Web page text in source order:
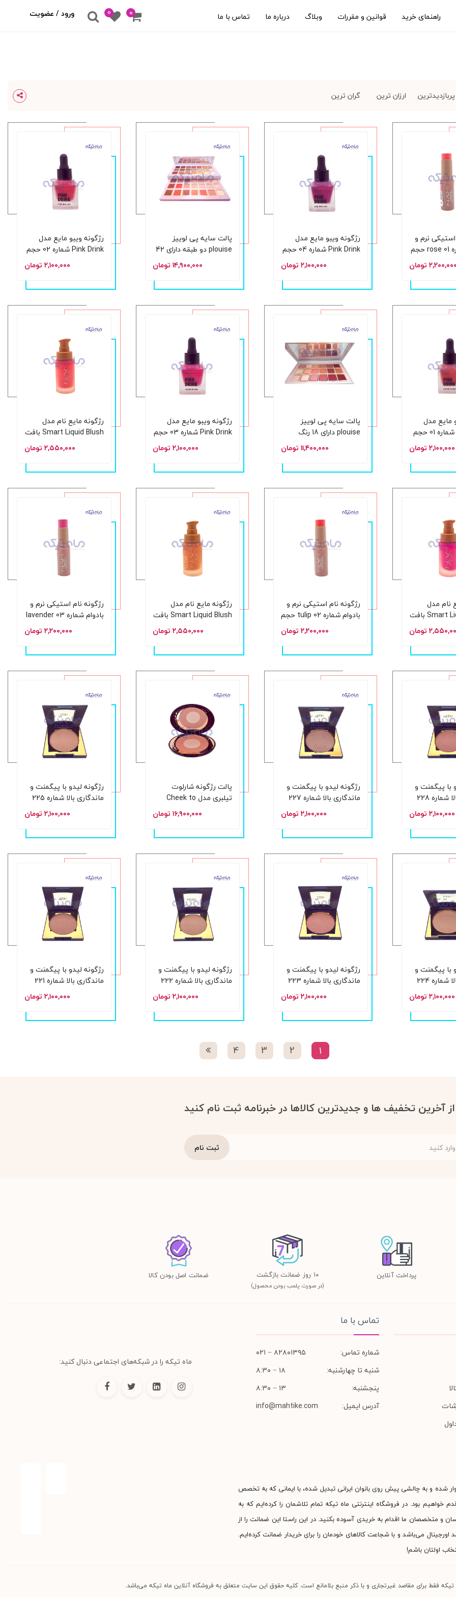
راهنمای خرید قوانین و مقررات وبلاگ درباره ما تماس با ما ۰ 0 ورود / عضویت
پربازدیدترین ارزان ترین گران ترین
نرم و
بادوام شماره 01 rose حجم
۲,۲۰۰,۰۰۰ تومان
رژگونه ویبو مایع مدل
Pink Drink شماره 04 حجم
۲,۱۰۰,۰۰۰ تومان
پالت سایه پی لوییز
plouise دو طبقه دارای 42
۱۴,۹۰۰,۰۰۰ تومان
رژگونه ویبو مایع مدل
Pink Drink شماره 02 حجم
۲,۱۰۰,۰۰۰ تومان
مایع مدل
Pink Drink شماره 01 حجم
۲,۱۰۰,۰۰۰ تومان
پالت سایه پی لوییز
plouise دارای 18 رنگ
۱۱,۴۰۰,۰۰۰ تومان
رژگونه ویبو مایع مدل
Pink Drink شماره 03 حجم
۲,۱۰۰,۰۰۰ تومان
رژگونه مایع نام مدل
Smart Liquid Blush بافت
مخملی و پوشش قابل
تنظیم شماره 2 حجم 19
۲,۵۵۰,۰۰۰ تومان
نام مدل
Smart Liquid Blush بافت
قابل
تنظیم شماره 3 حجم 19
تومان
رژگونه نام استیکی نرم و
بادوام شماره 02 tulip حجم
۲,۲۰۰,۰۰۰ تومان
رژگونه مایع نام مدل
Smart Liquid Blush بافت
مخملی و پوشش قابل
تنظیم شماره 1 حجم 19
۲,۵۵۰,۰۰۰ تومان
رژگونه نام استیکی نرم و
بادوام شماره 03 lavender
۲,۲۰۰,۰۰۰ تومان
با پیگمنت و
ماندگاری بالا شماره 228
۲,۱۰۰,۰۰۰ تومان
رژگونه لیدو با پیگمنت و
ماندگاری بالا شماره 227
۲,۱۰۰,۰۰۰ تومان
پالت رژگونه شارلوت
تیلبری مدل Cheek to
Chic Blush Pillow Talk
۱۶,۹۰۰,۰۰۰ تومان
رژگونه لیدو با پیگمنت و
ماندگاری بالا شماره 225
۲,۱۰۰,۰۰۰ تومان
با پیگمنت و
ماندگاری بالا شماره 224
۲,۱۰۰,۰۰۰ تومان
رژگونه لیدو با پیگمنت و
ماندگاری بالا شماره 223
۲,۱۰۰,۰۰۰ تومان
رژگونه لیدو با پیگمنت و
ماندگاری بالا شماره 222
۲,۱۰۰,۰۰۰ تومان
رژگونه لیدو با پیگمنت و
ماندگاری بالا شماره 221
۲,۱۰۰,۰۰۰ تومان
1
2
3
4
از آخرین تخفیف ها و جدیدترین کالاها در خبرنامه ثبت نام کنید
پرداخت آنلاین ١٠ روز ضمانت بازگشت
(در صورت پلمب بودن محصول)
ضمانت اصل بودن کالا
تماس با ما
شماره تماس:
۸۲۸۰۱۳۹۵ − ۰۲۱
شنبه تا چهارشنبه:
۱۸ − ۸:۳۰
پنجشنبه:
۱۳ − ۸:۳۰
آدرس ایمیل:
info@mahtike.com
ماه تیکه را در شبکه‌های اجتماعی دنبال کنید:
شده و به چالشی پیش روی بانوان ایرانی تبدیل شده، با ایمانی که به تخصص
بود. در فروشگاه اینترنتی ماه تیکه تمام تلاشمان را کرده‌ایم که به
و متخصصان ما اقدام به خریدی آسوده بکنید. در این راستا این ضمانت را از
می‌باشد و با شجاعت کالاهای خودمان را برای خریدار ضمانت کرده‌ایم.
اولتان باشم!
تیکه فقط برای مقاصد غیرتجاری و با ذکر منبع بلامانع است. کلیه حقوق این سایت متعلق به فروشگاه آنلاین ماه تیکه می‌باشد.